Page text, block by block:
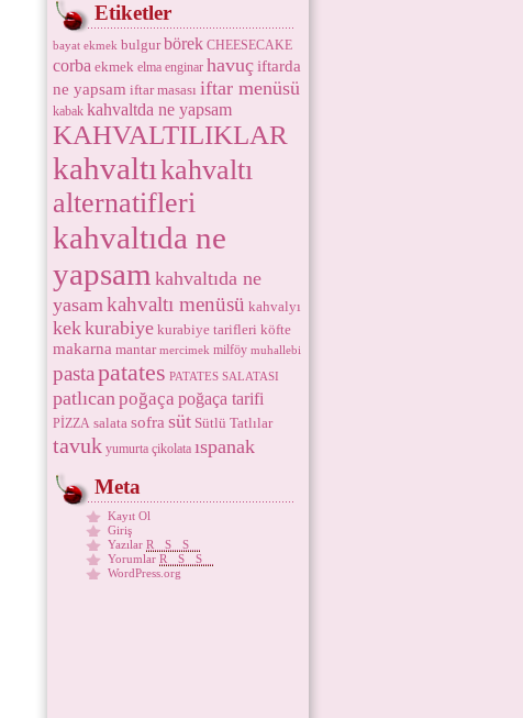
Etiketler
bayat ekmek bulgur börek CHEESECAKE
corba ekmek elma enginar havuçiftarda
ne yapsam iftar masası iftar menüsü
kabak kahvaltda ne yapsam
KAHVALTILIKLAR
kahvaltıkahvaltı
alternatifleri
kahvaltıda ne
yapsam kahvaltıda ne
yasamkahvaltı menüsü kahvalyı
kekkurabiye kurabiye tarifleri köfte
makarna mantar mercimek milföy muhallebi
pastapatates PATATES SALATASI
patlıcanpoğaça poğaça tarifi
PİZZA salata sofra süt Sütlü Tatlılar
tavuk yumurta çikolata ıspanak
Meta
Kayıt Ol
Giriş
Yazılar RSS
Yorumlar RSS
WordPress.org